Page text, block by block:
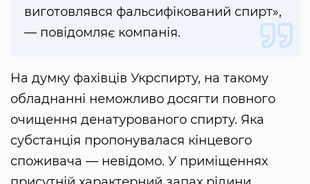
виготовлявся фальсифікований спирт»,
— повідомляє компанія.
На думку фахівців Укрспирту, на такому
обладнанні неможливо досягти повного
очищення денатурованого спирту. Яка
субстанція пропонувалася кінцевого
споживача — невідомо. У приміщеннях